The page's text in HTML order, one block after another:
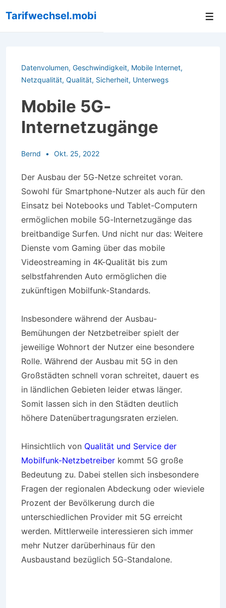
Zum
Tarifwechsel.mobi
Datenvolumen, Geschwindigkeit, Mobile Internet,
Netzqualität, Qualität, Sicherheit, Unterwegs
Mobile 5G-
Internetzugänge
Bernd Okt. 25, 2022
Der Ausbau der 5G-Netze schreitet voran.
Sowohl für Smartphone-Nutzer als auch für den
Einsatz bei Notebooks und Tablet-Computern
ermöglichen mobile 5G-Internetzugänge das
breitbandige Surfen. Und nicht nur das: Weitere
Dienste vom Gaming über das mobile
Videostreaming in 4K-Qualität bis zum
selbstfahrenden Auto ermöglichen die
zukünftigen Mobilfunk-Standards.
Insbesondere während der Ausbau-
Bemühungen der Netzbetreiber spielt der
jeweilige Wohnort der Nutzer eine besondere
Rolle. Während der Ausbau mit 5G in den
Großstädten schnell voran schreitet, dauert es
in ländlichen Gebieten leider etwas länger.
Somit lassen sich in den Städten deutlich
höhere Datenübertragungsraten erzielen.
Hinsichtlich von Qualität und Service der
Mobilfunk-Netzbetreiber kommt 5G große
Bedeutung zu. Dabei stellen sich insbesondere
Fragen der regionalen Abdeckung oder wieviele
Prozent der Bevölkerung durch die
unterschiedlichen Provider mit 5G erreicht
werden. Mittlerweile interessieren sich immer
mehr Nutzer darüberhinaus für den
Ausbaustand bezüglich 5G-Standalone.